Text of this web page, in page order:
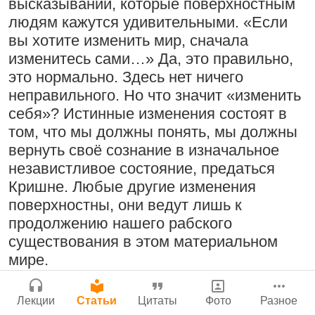
Бог, наука и атеизм, часть 2: Хвала
слушателям!
17 июля 2024
Атланта, Джорджия, США
Поклоняться Бхактивиноду Тхакуру,
исполняя его бхаджаны
1:14:02 |12 сентября
2008|Бойсе, Айдахо, США
Радхарани — глава департамента
служений
1:05:35 7 сентября 2008|
высказываний, которые поверхностным
людям кажутся удивительными. «Если
вы хотите изменить мир, сначала
изменитесь сами…» Да, это правильно,
это нормально. Здесь нет ничего
неправильного. Но что значит «изменить
себя»? Истинные изменения состоят в
том, что мы должны понять, мы должны
вернуть своё сознание в изначальное
независтливое состояние, предаться
Кришне. Любые другие изменения
поверхностны, они ведут лишь к
продолжению нашего рабского
существования в этом материальном
мире.
Фактически сама идея, чтобы превратить
Чайтанье
29 июля 2026
Нектар имени Кришны
24 июля 2026
Подрыватели доверия к себе
22 июля 2026
Джанмаштами в Тбилиси 2025
Сайт
Войти| Регистрация|История версий
Инструкция
Лекции Статьи Цитаты Фото Разное